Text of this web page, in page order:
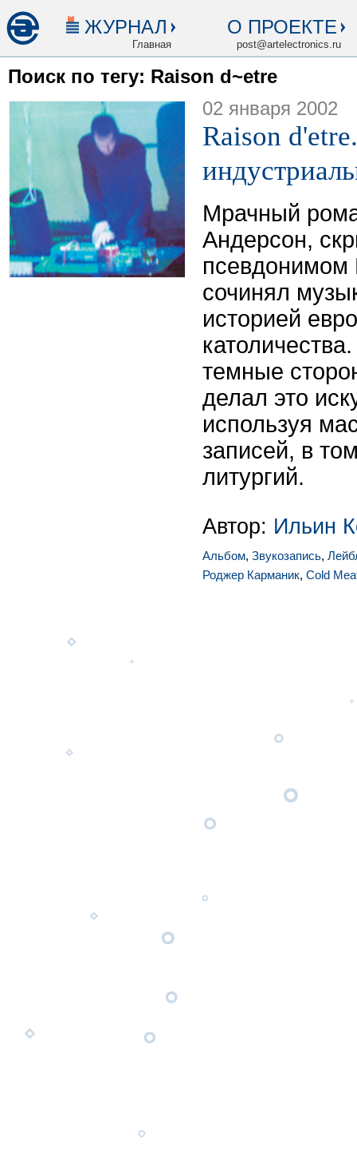
ЖУРНАЛ
Главная
О ПРОЕКТЕ
post@artelectronics.ru
Поиск по тегу: Raison d~etre
02 января 2002
Raison
Мрачный
Андерсон,
псевдонимом
сочинял
историей
темные
делал это
используя
записей, в
литургий.
Автор: Ильин
Альбом, Звукозапись,
Роджер Карманик, Cold